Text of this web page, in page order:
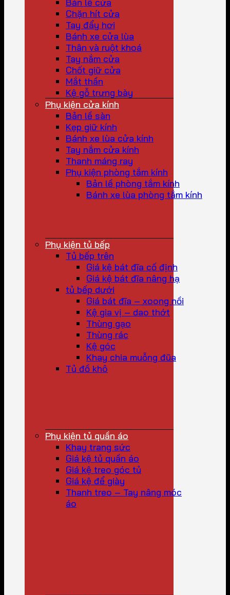
Chặn hít cửa
Tay đẩy hơi
Bánh xe cửa lùa
Thân và ruột khoá
Tay nắm cửa
Chốt giữ cửa
Mắt thần
Kệ gỗ trưng bày
Phụ kiện cửa kính
Bản lề sàn
Kẹp giữ kính
Bánh xe lùa cửa kính
Tay nắm cửa kính
Thanh máng ray
Phụ kiện phòng tắm kính
Bản lề phòng tắm kính
Bánh xe lùa phòng tắm kính
Phụ kiện tủ bếp
Tủ bếp trên
Giá kệ bát đĩa cố định
Giá kệ bát đĩa nâng hạ
tủ bếp dưới
Giá bát đĩa – xoong nồi
Kệ gia vị – dao thớt
Thùng gạo
Thùng rác
Kệ góc
Khay chia muỗng đũa
Tủ đồ khô
Phụ kiện tủ quần áo
Khay trang sức
Giá kệ tủ quần áo
Giá kệ treo góc tủ
Giá kệ để giày
Thanh treo – Tay nâng móc
áo